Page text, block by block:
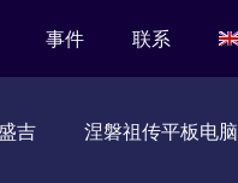
事件 联系
吉
涅磐祖传平板电脑